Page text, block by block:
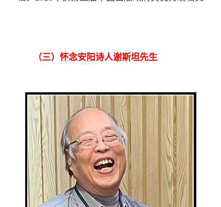
（三）怀念安阳诗人谢斯坦先生